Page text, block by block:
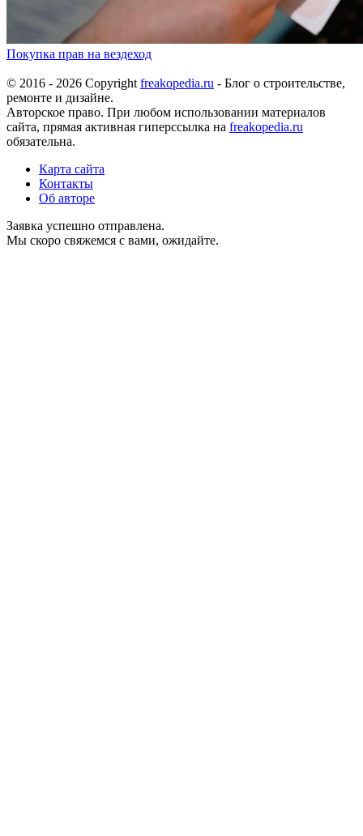
Покупка прав на вездеход
© 2016 - 2026 Copyrightfreakopedia.ru - Блог о строительстве,
ремонте и дизайне.
Авторское право. При любом использовании материалов
сайта, прямая активная гиперссылка на freakopedia.ru
обязательна.
Карта сайта
Контакты
Об авторе
Заявка успешно отправлена.
Мы скоро свяжемся с вами, ожидайте.